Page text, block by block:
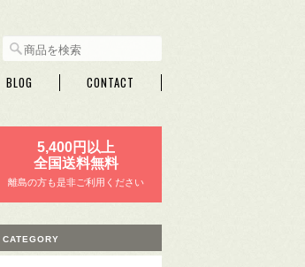
BLOG CONTACT
5,400円以上
全国送料無料
離島の方も是非ご利用ください
CATEGORY